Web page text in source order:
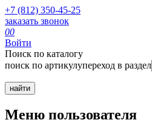
+7 (812) 350-45-25
заказать звонок
00
Войти
Поиск по каталогу
поиск по артикулупереход в раздел
Меню пользователя